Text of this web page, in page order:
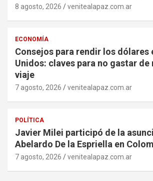
8 agosto, 2026 venitealapaz.com.ar
ECONOMÍA
Consejos para rendir los dólares
Unidos: claves para no gastar de
viaje
7 agosto, 2026 venitealapaz.com.ar
POLÍTICA
Javier Milei participó de la
Abelardo De la Espriella en
7 agosto, 2026 venitealapaz.com.ar